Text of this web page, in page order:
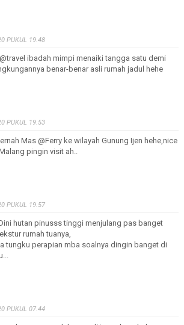
PUKUL 19.48
ibadah mimpi menaiki tangga satu demi
benar-benar asli rumah jadul hehe
PUKUL 19.53
Mas @Ferry ke wilayah Gunung Ijen hehe,nice
pingin visit ah..
PUKUL 19.57
hutan pinusss tinggi menjulang pas banget
rumah tuanya,
tungku perapian mba soalnya dingin banget di
PUKUL 07.44